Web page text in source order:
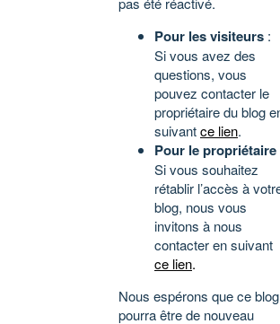
Pour les visiteurs :
Si vous avez des
questions, vous
pouvez contacter le
propriétaire du blog
suivantce lien.
Pour le propriétaire
Si vous souhaitez
rétablir l’accès à
blog, nous vous
invitons à nous
contacter en suivant
ce lien.
Nous espérons que ce blog
pourra être de nouveau